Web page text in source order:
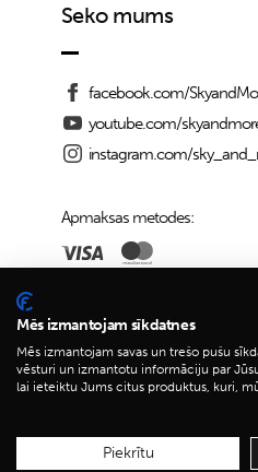
Seko mums
facebook.com/
youtube.com/
instagram.com/
Apmaksas metodes:
Piegādes iespējas:
Mēs izmantojam sīkdatnes
Mēs izmantojam savas un trešo pušu
vēsturi un izmantotu informāciju par
lai ieteiktu Jums citus produktus, kuri,
Piekrītu